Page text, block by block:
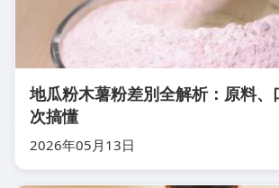
地瓜粉木薯粉差別全解析：原料、
次搞懂
2026年05月13日